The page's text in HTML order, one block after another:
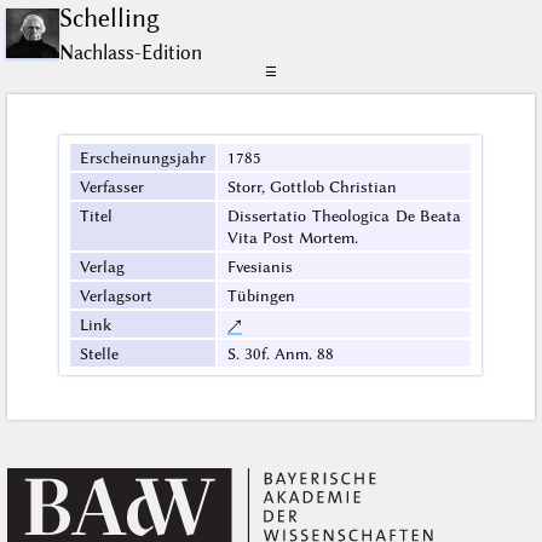
Schelling
Nachlass-Edition
☰
Erscheinungsjahr
1785
Verfasser
Storr, Gottlob Christian
Titel
Dissertatio Theologica De Beata
Vita Post Mortem.
Verlag
Fvesianis
Verlagsort
Tübingen
Link
↗
Stelle
S. 30f. Anm. 88